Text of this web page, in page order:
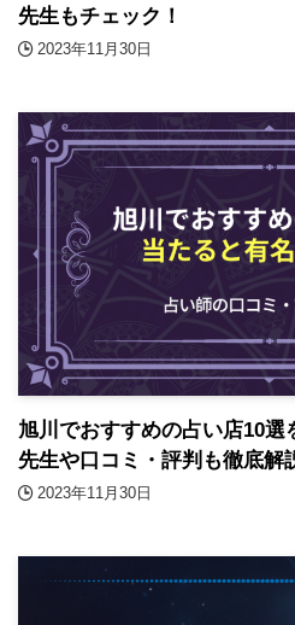
先生もチェック！
2023年11月30日
旭川でおすすめの占い店10
先生や口コミ・評判も徹底解
2023年11月30日